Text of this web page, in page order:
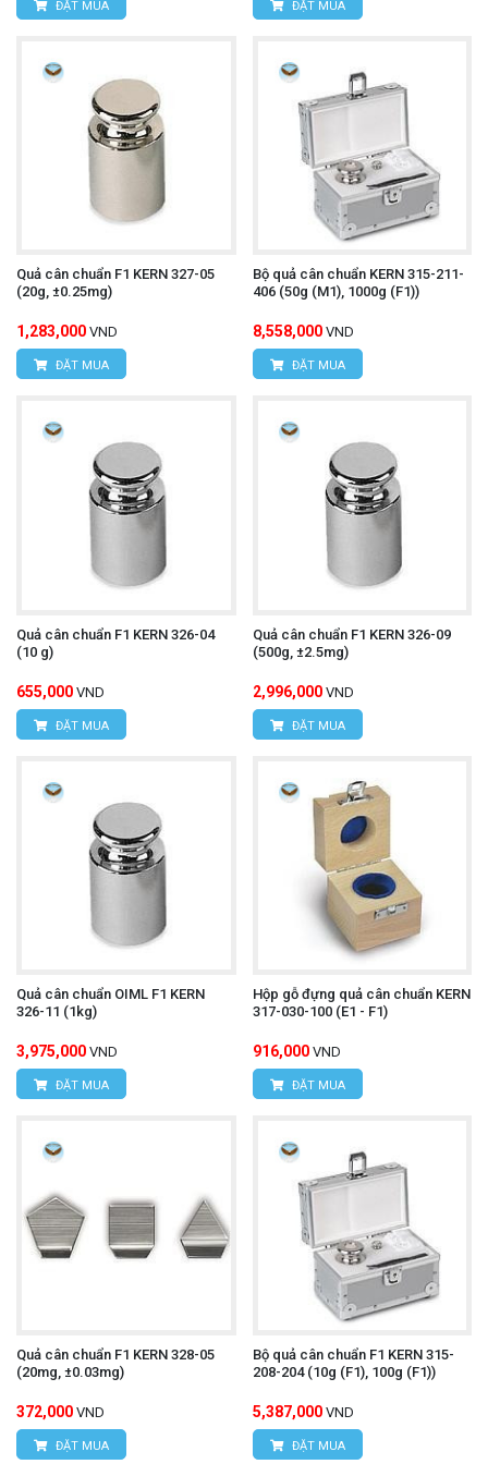
ĐẶT MUA ĐẶT MUA
Quả cân chuẩn F1 KERN 327-05
(20g, ±0.25mg)
1,283,000 VND
ĐẶT MUA
Bộ quả cân chuẩn KERN 315-211-
406 (50g (M1), 1000g (F1))
8,558,000 VND
ĐẶT MUA
Quả cân chuẩn F1 KERN 326-04
(10 g)
655,000 VND
ĐẶT MUA
Quả cân chuẩn F1 KERN 326-09
(500g, ±2.5mg)
2,996,000 VND
ĐẶT MUA
Quả cân chuẩn OIML F1 KERN
326-11 (1kg)
3,975,000 VND
ĐẶT MUA
Hộp gỗ đựng quả cân chuẩn KERN
317-030-100 (E1 - F1)
916,000 VND
ĐẶT MUA
Quả cân chuẩn F1 KERN 328-05
(20mg, ±0.03mg)
372,000 VND
ĐẶT MUA
Bộ quả cân chuẩn F1 KERN 315-
208-204 (10g (F1), 100g (F1))
5,387,000 VND
ĐẶT MUA